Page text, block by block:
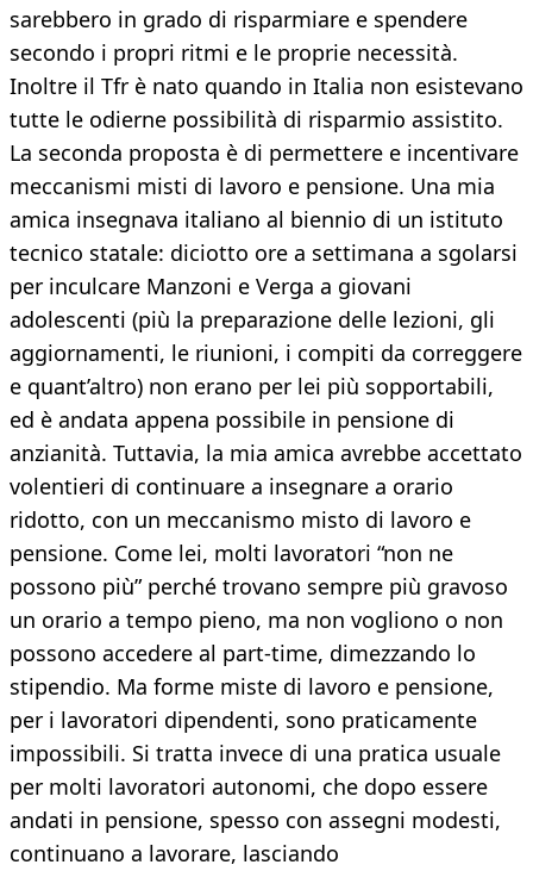
sarebbero in grado di risparmiare e spendere
secondo i propri ritmi e le proprie necessità.
Inoltre il Tfr è nato quando in Italia non esistevano
tutte le odierne possibilità di risparmio assistito.
La seconda proposta è di permettere e incentivare
meccanismi misti di lavoro e pensione. Una mia
amica insegnava italiano al biennio di un istituto
tecnico statale: diciotto ore a settimana a sgolarsi
per inculcare Manzoni e Verga a giovani
adolescenti (più la preparazione delle lezioni, gli
aggiornamenti, le riunioni, i compiti da correggere
e quant’altro) non erano per lei più sopportabili,
ed è andata appena possibile in pensione di
anzianità. Tuttavia, la mia amica avrebbe accettato
volentieri di continuare a insegnare a orario
ridotto, con un meccanismo misto di lavoro e
pensione. Come lei, molti lavoratori “non ne
possono più” perché trovano sempre più gravoso
un orario a tempo pieno, ma non vogliono o non
possono accedere al part-time, dimezzando lo
stipendio. Ma forme miste di lavoro e pensione,
per i lavoratori dipendenti, sono praticamente
impossibili. Si tratta invece di una pratica usuale
per molti lavoratori autonomi, che dopo essere
andati in pensione, spesso con assegni modesti,
continuano a lavorare, lasciando